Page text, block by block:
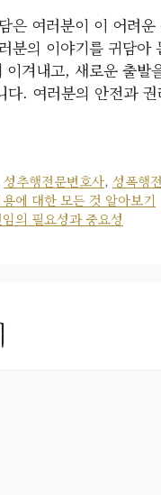
은 여러분이 이 어려
분의 이야기를 귀담
이겨내고, 새로운 출
다. 여러분의 안전과
성추행전문변호사,성폭행
에 대한 모든 것 알아보기
의 필요성과 중요성